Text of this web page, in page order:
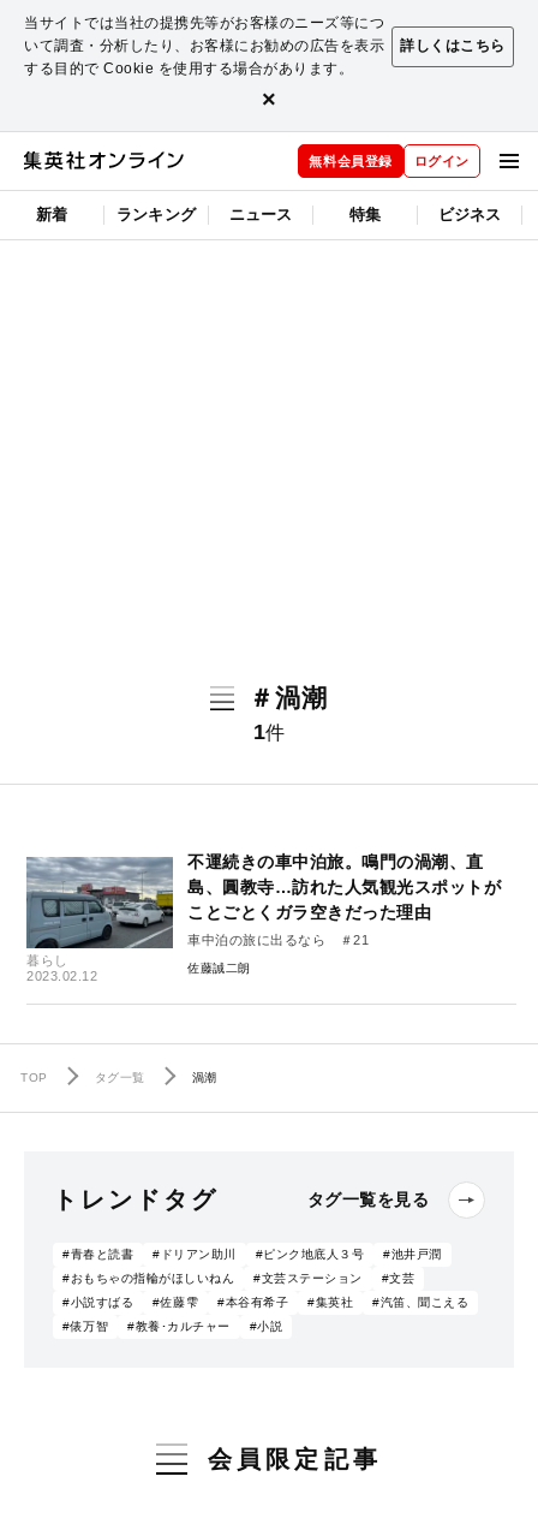
当サイトでは当社の提携先等がお客様のニーズ等につ
いて調査・分析したり、お客様にお勧めの広告を表示
する目的で Cookie を使用する場合があります。
詳しくはこちら
×
無料会員登録 ログイン
新着 ランキング ニュース 特集 ビジネス
＃渦潮
1件
暮らし
2023.02.12
不運続きの車中泊旅。鳴門の渦潮、直
島、圓教寺…訪れた人気観光スポットが
ことごとくガラ空きだった理由
車中泊の旅に出るなら ＃21
佐藤誠二朗
TOP タグ一覧 渦潮
トレンドタグ タグ一覧を見る
#青春と読書 #ドリアン助川 #ピンク地底人３号
#池井戸潤
#おもちゃの指輪がほしいねん
#文芸ステーション
#文芸
#小説すばる
#佐藤雫 #本谷有希子 #集英社
#汽笛、聞こえる
#俵万智
#教養･カルチャー #小説
会員限定記事